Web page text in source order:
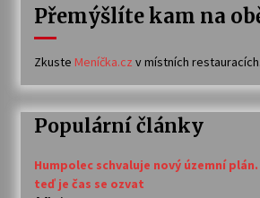
Přemýšlíte kam na
Zkuste Meníčka.cz v místních restauracích.
Populární články
Humpolec schvaluje nový územní plán.
teď je čas se ozvat